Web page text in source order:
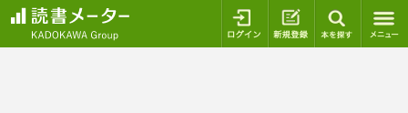
ログイン 新規登録